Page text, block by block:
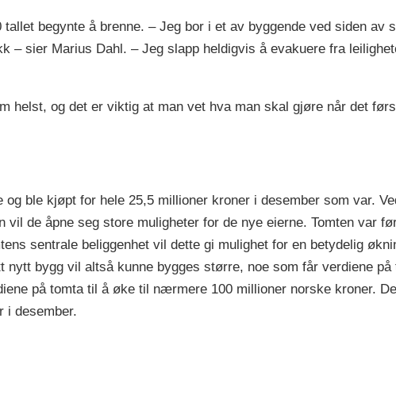
begynte å brenne. – Jeg bor i et av byggende ved siden av
­– sier Marius Dahl. – Jeg slapp heldigvis å evakuere fra
helst, og det er viktig at man vet hva man skal gjøre når det
ble kjøpt for hele 25,5 millioner kroner i desember som var.
vil de åpne seg store muligheter for de nye eierne. Tomten var
sentrale beliggenhet vil dette gi mulighet for en betydelig
nytt bygg vil altså kunne bygges større, noe som får verdiene
på tomta til å øke til nærmere 100 millioner norske kroner.
i desember.